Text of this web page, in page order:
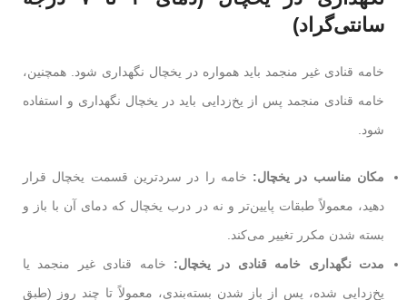
سانتی‌گراد)
خامه قنادی غیر منجمد باید همواره در یخچال نگهداری شود. همچنین،
خامه قنادی منجمد پس از یخ‌زدایی باید در یخچال نگهداری و استفاده
شود.
مکان مناسب در یخچال: خامه را در سردترین قسمت یخچال قرار
دهید، معمولاً طبقات پایین‌تر و نه در درب یخچال که دمای آن با باز و
بسته شدن مکرر تغییر می‌کند.
مدت نگهداری خامه قنادی در یخچال: خامه قنادی غیر منجمد یا
یخ‌زدایی شده، پس از باز شدن بسته‌بندی، معمولاً تا چند روز (طبق